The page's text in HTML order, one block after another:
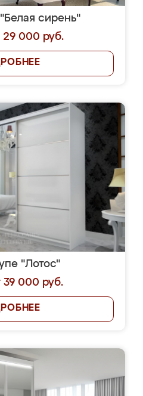
сирень"
29 000 руб.
"Лотос"
39 000 руб.